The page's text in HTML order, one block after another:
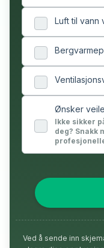
Luft til vann
Ønsker
Ikke sikker
deg? Snakk
Ved å sende inn